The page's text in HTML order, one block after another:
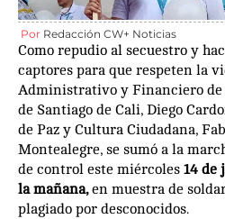
Por Redacción CW+ Noticias
Como repudio al secuestro y
captores para que respeten la
Administrativo y Financiero
de Santiago de Cali, Diego
de Paz y Cultura Ciudadana,
Montealegre, se sumó a la
de control este miércoles 14 de
la mañana,en muestra de
plagiado por desconocidos.